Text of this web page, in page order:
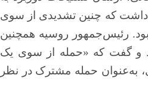
داشت که چنین تشدیدی از سوی
رئیس‌جمهور روسیه همچنین
و گفت که «حمله از سوی یک
به‌عنوان حمله مشترک در نظر